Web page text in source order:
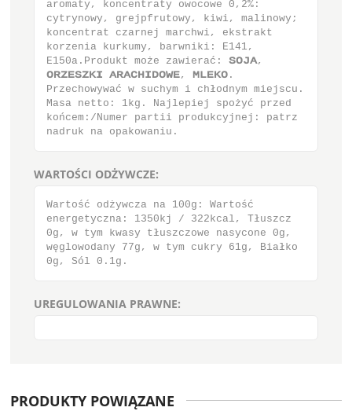
aromaty, koncentraty owocowe 0,2%:
cytrynowy, grejpfrutowy, kiwi, malinowy;
koncentrat czarnej marchwi, ekstrakt
korzenia kurkumy, barwniki: E141,
E150a.Produkt może zawierać: ΤΟΚΑ,
ΟΣΫΕΤΫΛΙ ΑΣΑΓΘΙΔΟΨΕ, ΝΜΕΛΟ.
Przechowywać w suchym i chłodnym miejscu.
Masa netto: 1kg. Najlepiej spożyć przed
końcem:/Numer partii produkcyjnej: patrz
nadruk na opakowaniu.
WARTOŚCI ODŻYWCZE:
Wartość odżywcza na 100g: Wartość
energetyczna: 1350kj / 322kcal, Tłuszcz
0g, w tym kwasy tłuszczowe nasycone 0g,
węglowodany 77g, w tym cukry 61g, Białko
0g, Sól 0.1g.
UREGULOWANIA PRAWNE:
PRODUKTY POWIĄZANE